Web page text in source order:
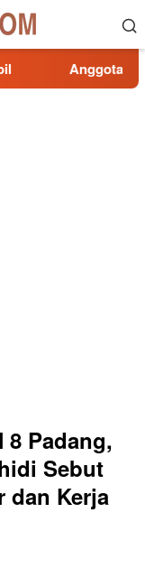
DPRD Sumbar
8 Padang,
Sebut
dan Kerja